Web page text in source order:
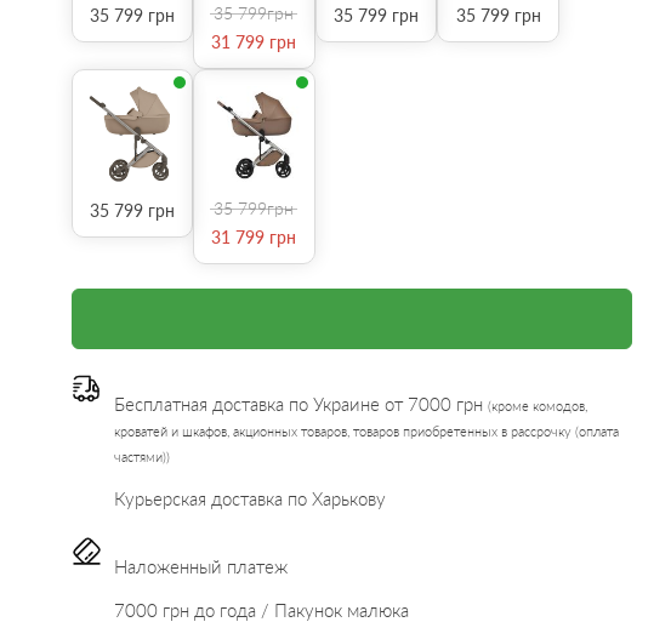
35 799 грн 35 799грн
31 799 грн
35 799 грн 35 799 грн
35 799 грн 35 799грн
31 799 грн
Бесплатная доставка по Украине от 7000 грн (кроме комодов,
кроватей и шкафов, акционных товаров, товаров приобретенных в рассрочку (оплата
частями))
Курьерская доставка по Харькову
Наложенный платеж
7000 грн до года / Пакунок малюка